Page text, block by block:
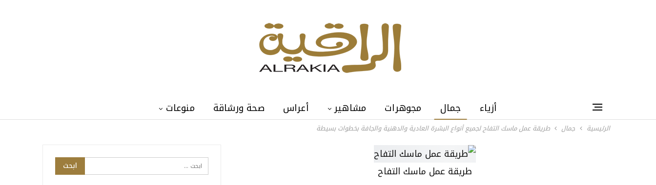
أزياء جمال مجوهرات مشاهير أعراس صحة ورشاقة منوعات
الرئيسية جمال طريقة عمل ماسك التفاح لجميع أنواع البشرة العادية والدهنية والجافة بخطوات بسيطة
طريقة عمل ماسك التفاح